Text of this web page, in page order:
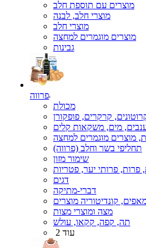
מוצרים עם תוספת חלב
מוצרי חלב, לבנה
מוצרי חלב
מוצרים מוגמרים למחצה
גבינות
פרווה
מכולת
קרקרים, פופקורן
מים, משקאות קלים
מוצרים מוגמרים למחצה
תחליפי בשר וחלב (פרווה)
שימור מזון
פרות, פרותי יער, פטריות
דגים
דברי-מתיקה
קונדיטוריה מוצרים
מצה ומוצרי מצות
תה, קפה, קקאו, עולש
עוד 2